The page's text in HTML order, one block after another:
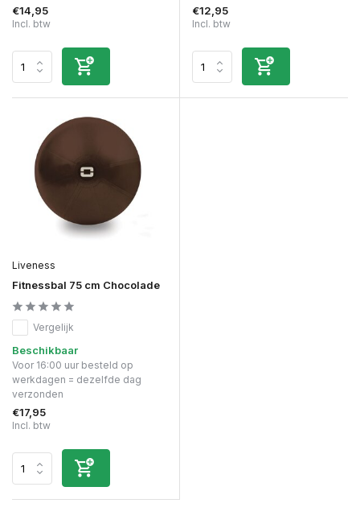
€14,95
Incl. btw
€12,95
Incl. btw
Liveness
Fitnessbal 75 cm Chocolade
Vergelijk
Beschikbaar
Voor 16:00 uur besteld op
werkdagen = dezelfde dag
verzonden
€17,95
Incl. btw